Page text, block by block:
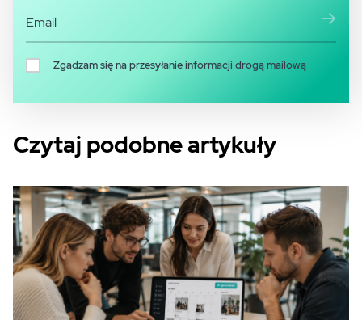
Zgadzam się na przesyłanie informacji drogą mailową
Czytaj podobne artykuły